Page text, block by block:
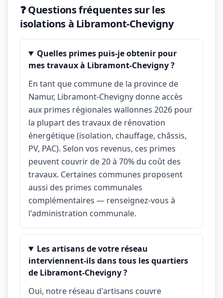
❓ Questions fréquentes sur les
isolations à Libramont-Chevigny
Quelles primes puis-je obtenir pour
mes travaux à Libramont-Chevigny ?
En tant que commune de la province de
Namur, Libramont-Chevigny donne accès
aux primes régionales wallonnes 2026 pour
la plupart des travaux de rénovation
énergétique (isolation, chauffage, châssis,
PV, PAC). Selon vos revenus, ces primes
peuvent couvrir de 20 à 70% du coût des
travaux. Certaines communes proposent
aussi des primes communales
complémentaires — renseignez-vous à
l'administration communale.
Les artisans de votre réseau
interviennent-ils dans tous les quartiers
de Libramont-Chevigny ?
Oui, notre réseau d'artisans couvre